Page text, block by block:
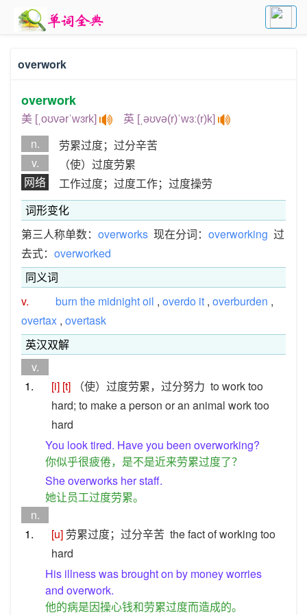
overwork
overwork
美 [ˌoʊvərˈwɜrk] 英 [ˌəʊvə(r)ˈwɜː(r)k]
n.
劳累过度；过分辛苦
v.
（使）过度劳累
网络
工作过度；过度工作；过度操劳
词形变化
第三人称单数： overworks 现在分词： overworking 过
去式： overworked
同义词
v.
burn the midnight oil , overdo it , overburden ,
overtax , overtask
英汉双解
v.
1.
[i] [t] （使）过度劳累，过分努力 to work too
hard; to make a person or an animal work too
hard
You look tired. Have you been overworking?
你似乎很疲倦，是不是近来劳累过度了？
She overworks her staff.
她让员工过度劳累。
n.
1.
[u] 劳累过度；过分辛苦 the fact of working too
hard
His illness was brought on by money worries
and overwork.
他的病是因操心钱和劳累过度而造成的。